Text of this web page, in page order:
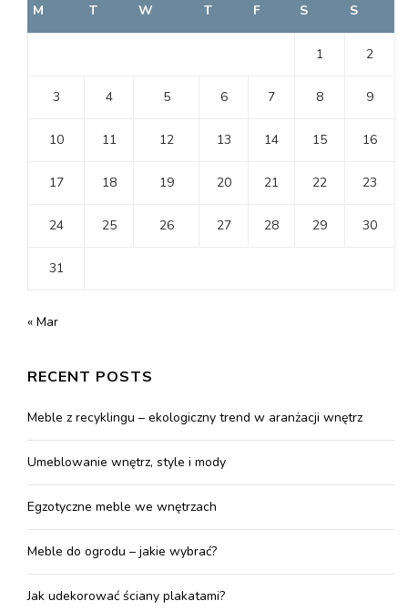
M T W T F S S
1 2
3 4 5 6 7 8 9
10 11 12 13 14 15 16
17 18 19 20 21 22 23
24 25 26 27 28 29 30
31
« Mar
RECENT POSTS
Meble z recyklingu – ekologiczny trend w aranżacji wnętrz
Umeblowanie wnętrz, style i mody
Egzotyczne meble we wnętrzach
Meble do ogrodu – jakie wybrać?
Jak udekorować ściany plakatami?